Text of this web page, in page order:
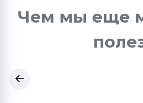
Чем мы еще